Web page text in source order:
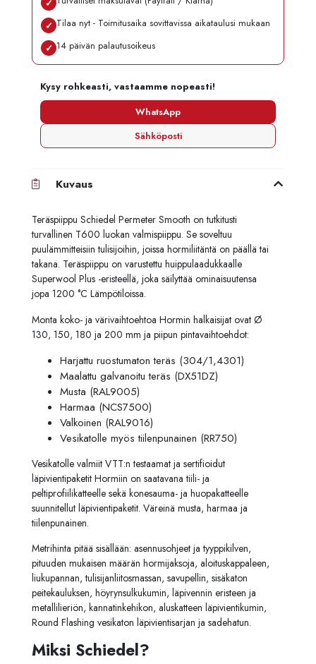
✓
✓ Tilaa nyt - Toimitusaika sovittavissa aikataulusi mukaan
✓ 14 päivän palautusoikeus
Kysy rohkeasti, vastaamme nopeasti!
WhatsApp
Sähköposti
Kuvaus
Teräspiippu Schiedel Permeter Smooth on tutkitusti
turvallinen T600 luokan valmispiippu. Se soveltuu
puulämmitteisiin tulisijoihin, joissa hormiliitäntä on päällä tai
takana. Teräspiippu on varustettu huippulaadukkaalle
Superwool Plus -eristeellä, joka säilyttää ominaisuutensa
jopa 1200 °C Lämpötiloissa.
Monta koko- ja värivaihtoehtoa Hormin halkaisijat ovat Ø
130, 150, 180 ja 200 mm ja piipun pintavaihtoehdot:
Harjattu ruostumaton teräs (304/1,4301)
Maalattu galvanoitu teräs (DX51DZ)
Musta (RAL9005)
Harmaa (NCS7500)
Valkoinen (RAL9016)
Vesikatolle myös tiilenpunainen (RR750)
Vesikatolle valmiit VTT:n testaamat ja sertifioidut
läpivientipaketit Hormiin on saatavana tiili- ja
peltiprofiilikatteelle sekä konesauma- ja huopakatteelle
suunnitellut läpivientipaketit. Väreinä musta, harmaa ja
tiilenpunainen.
Metrihinta pitää sisällään: asennusohjeet ja tyyppikilven,
pituuden mukaisen määrän hormijaksoja, aloituskappaleen,
liukupannan, tulisijanliitosmassan, savupellin, sisäkaton
peitekauluksen, höyrynsulkukumin, läpivennin eristeen ja
metallilieriön, kannatinkehikon, aluskatteen läpivientikumin,
Round Flashing vesikaton läpivientisarjan ja sadehatun.
Miksi Schiedel?